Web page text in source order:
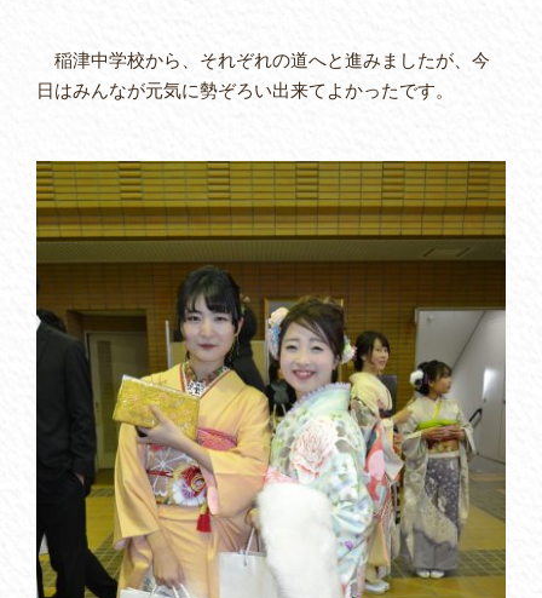
稲津中学校から、それぞれの道へと進みましたが、今
日はみんなが元気に勢ぞろい出来てよかったです。